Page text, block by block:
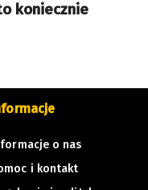
koniecznie
o nas
i kontakt